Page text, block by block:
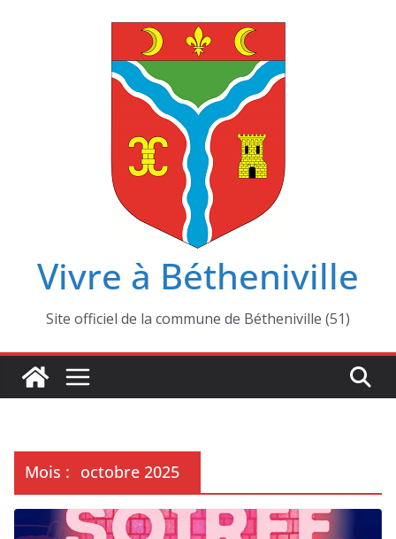
Vivre à Bétheniville
Site officiel de la commune de Bétheniville (51)
Mois : octobre 2025